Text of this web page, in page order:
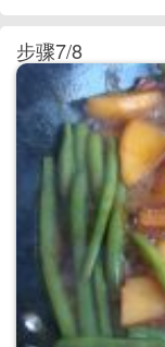
步骤7/8